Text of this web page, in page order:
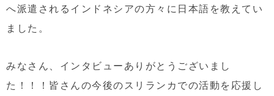
へ派遣されるインドネシアの方々に日本語を教えてい
ました。
みなさん、インタビューありがとうございまし
た！！！皆さんの今後のスリランカでの活動を応援し